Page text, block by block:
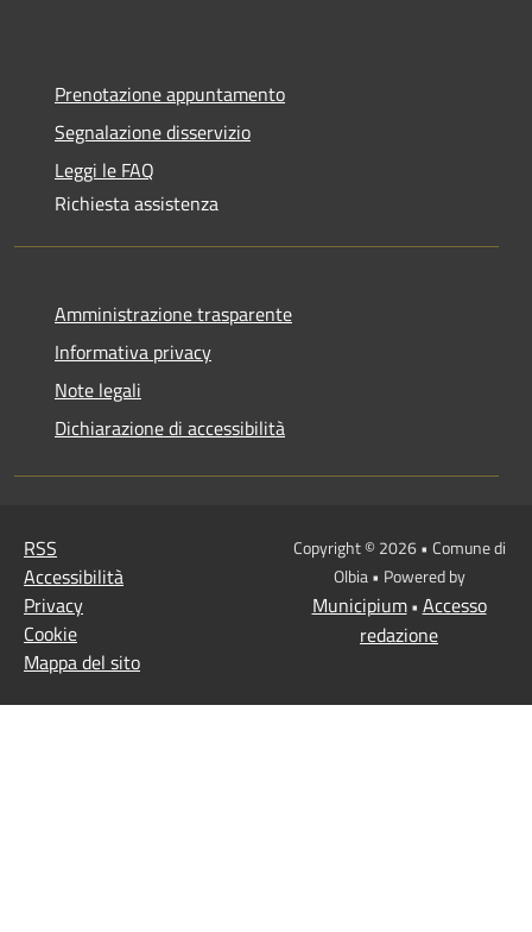
Prenotazione appuntamento
Segnalazione disservizio
Leggi le FAQ
Richiesta assistenza
Amministrazione trasparente
Informativa privacy
Note legali
Dichiarazione di accessibilità
RSS
Accessibilità
Privacy
Cookie
Mappa del sito
Copyright © 2026 • Comune di
Olbia • Powered by
Municipium• Accesso
redazione